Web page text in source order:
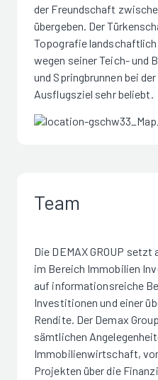
der Freundschaft
übergeben. Der
Topografie
wegen seiner Teich- und
und Springbrunnen bei
Ausflugsziel sehr beliebt.
Team
Die DEMAX GROUP
im Bereich Immobilien
auf informationsreiche
Investitionen und einer
Rendite. Der Demax
sämtlichen
Immobilienwirtschaft,
Projekten über die